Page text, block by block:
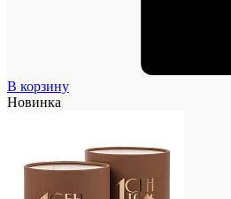
В корзину
Новинка